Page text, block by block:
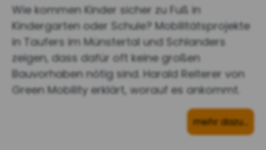
Wie kommen Kinder sicher zu Fuß in
Kindergarten oder Schule? Mobilitätsprojekte
in Taufers im Münstertal und Schlanders
zeigen, dass dafür oft keine großen
Bauvorhaben nötig sind. Harald Reiterer von
Green Mobility erklärt, worauf es ankommt.
mehr dazu…